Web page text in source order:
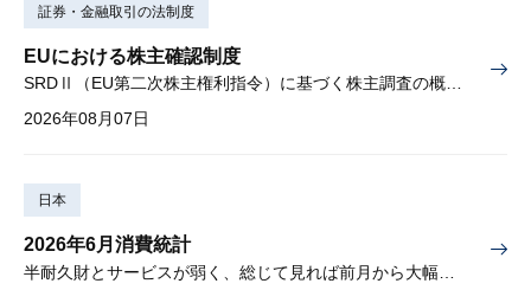
証券・金融取引の法制度
EUにおける株主確認制度
SRDⅡ（EU第二次株主権利指令）に基づく株主調査の概要と課題
2026年08月07日
日本
2026年6月消費統計